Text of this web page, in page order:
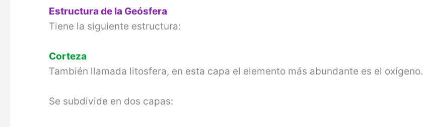
Estructura de la Geósfera
Tiene la siguiente estructura:
Corteza
También llamada litosfera, en esta capa el elemento más abundante es el oxígeno.
Se subdivide en dos capas: